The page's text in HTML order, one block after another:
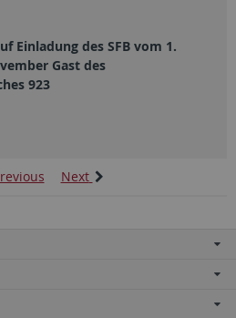
Einladung des SFB vom 1.
Gast des
923
Next